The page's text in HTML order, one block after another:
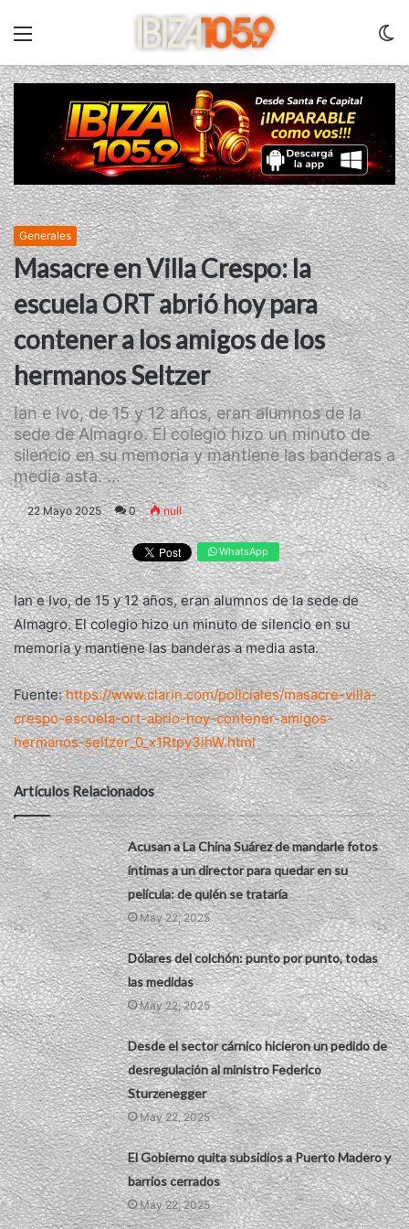
Generales
Masacre en Villa Crespo: la
escuela ORT abrió hoy para
contener a los amigos de los
hermanos Seltzer
Ian e Ivo, de 15 y 12 años, eran alumnos de la
sede de Almagro. El colegio hizo un minuto de
silencio en su memoria y mantiene las banderas a
media asta. ...
22 Mayo 2025 0 null
WhatsApp
Ian e Ivo, de 15 y 12 años, eran alumnos de la sede de
Almagro. El colegio hizo un minuto de silencio en su
memoria y mantiene las banderas a media asta.
Fuente:https://www.clarin.com/policiales/masacre-villa-
crespo-escuela-ort-abrio-hoy-contener-amigos-
hermanos-seltzer_0_x1Rtpy3ihW.html
Artículos Relacionados
Acusan a La China Suárez de mandarle fotos
íntimas a un director para quedar en su
película: de quién se trataría
May 22, 2025
Dólares del colchón: punto por punto, todas
las medidas
May 22, 2025
Desde el sector cárnico hicieron un pedido de
desregulación al ministro Federico
Sturzenegger
May 22, 2025
El Gobierno quita subsidios a Puerto Madero y
barrios cerrados
May 22, 2025